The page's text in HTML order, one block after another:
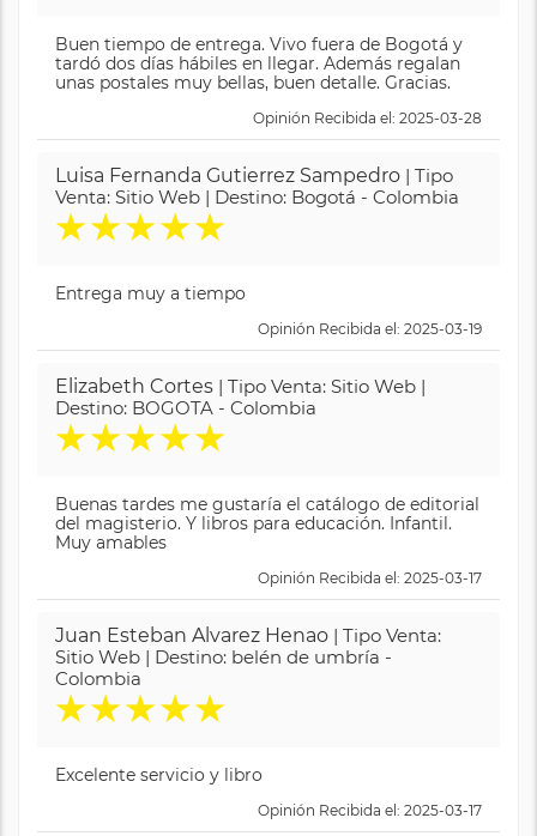
Buen tiempo de entrega. Vivo fuera de Bogotá y
tardó dos días hábiles en llegar. Además regalan
unas postales muy bellas, buen detalle. Gracias.
Opinión Recibida el: 2025-03-28
Luisa Fernanda Gutierrez Sampedro | Tipo
Venta: Sitio Web | Destino: Bogotá - Colombia
★★★★★
Entrega muy a tiempo
Opinión Recibida el: 2025-03-19
Elizabeth Cortes | Tipo Venta: Sitio Web |
Destino: BOGOTA - Colombia
★★★★★
Buenas tardes me gustaría el catálogo de editorial
del magisterio. Y libros para educación. Infantil.
Muy amables
Opinión Recibida el: 2025-03-17
Juan Esteban Alvarez Henao | Tipo Venta:
Sitio Web | Destino: belén de umbría -
Colombia
★★★★★
Excelente servicio y libro
Opinión Recibida el: 2025-03-17